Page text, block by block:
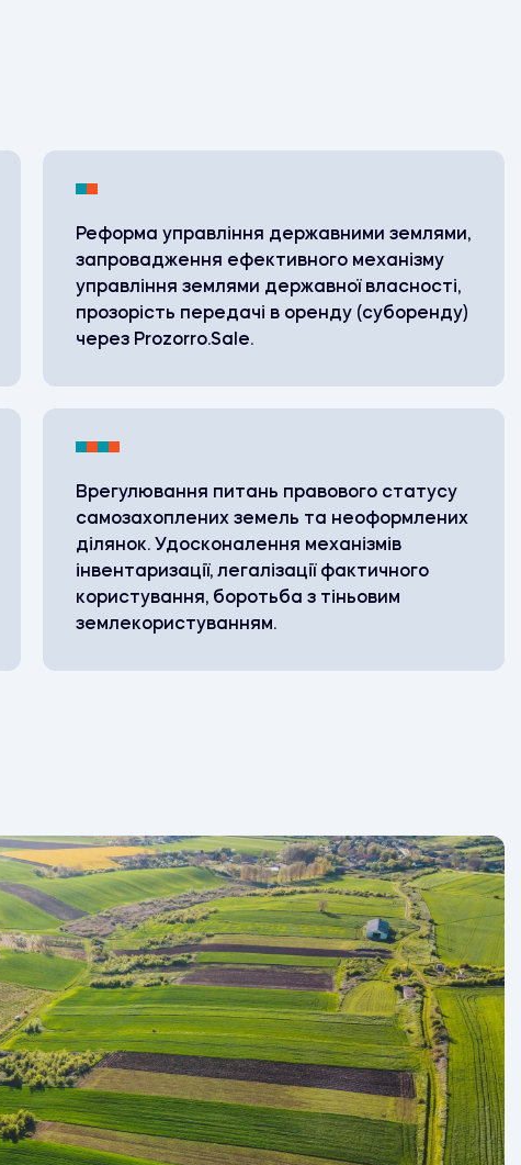
Реформа управління державними землями,
запровадження ефективного механізму
управління землями державної власності,
прозорість передачі в оренду (суборенду)
через Prozorro.Sale.
Врегулювання питань правового статусу
самозахоплених земель та неоформлених
ділянок. Удосконалення механізмів
інвентаризації, легалізації фактичного
користування, боротьба з тіньовим
землекористуванням.